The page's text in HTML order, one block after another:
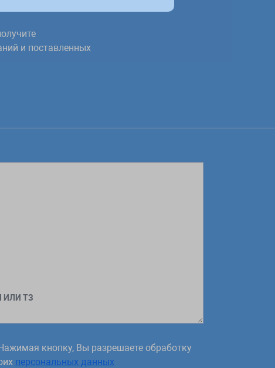
и поставленных
ИЛИ ТЗ
кнопку, Вы разрешаете обработку
персональных данных